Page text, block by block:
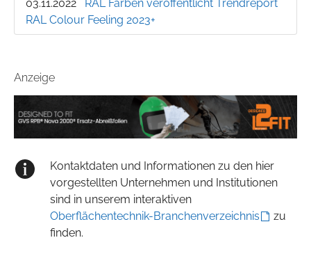
03.11.2022
RAL Farben veröffentlicht Trendreport
RAL Colour Feeling 2023+
Anzeige
Kontaktdaten und Informationen zu den hier
vorgestellten Unternehmen und Institutionen
sind in unserem interaktiven
Oberflächentechnik-Branchenverzeichnis
zu
finden.